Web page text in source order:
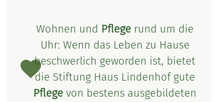
Wohnen und Pflege rund um die
Uhr: Wenn das Leben zu Hause
beschwerlich geworden ist, bietet
die Stiftung Haus Lindenhof gute
Pflege von bestens ausgebildeten